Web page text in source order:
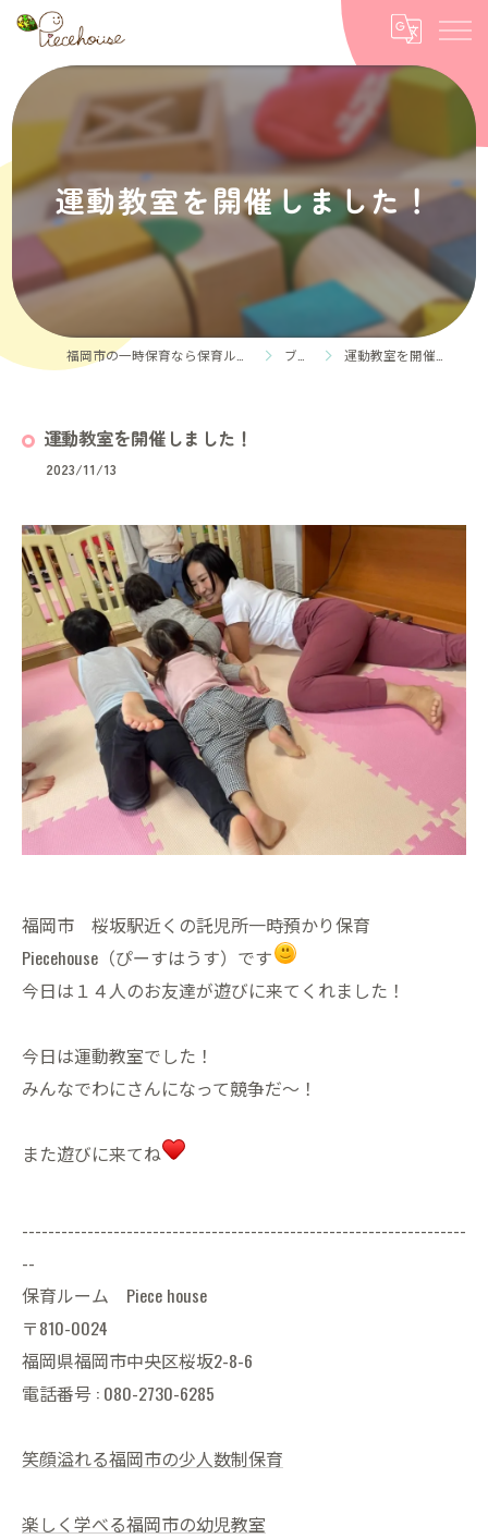
運動教室を開催しました！
ブログ 運動教室を開催しました！
運動教室を開催しました！
2023/11/13
福岡市 桜坂駅近くの託児所一時預かり保育
Piecehouse（ぴーすはうす）です
今日は１４人のお友達が遊びに来てくれました！
今日は運動教室でした！
みんなでわにさんになって競争だ〜！
また遊びに来てね
--------------------------------------------------------------------
--
保育ルーム Piece house
〒810-0024
福岡県福岡市中央区桜坂2-8-6
電話番号 : 080-2730-6285
笑顔溢れる福岡市の少人数制保育
楽しく学べる福岡市の幼児教室